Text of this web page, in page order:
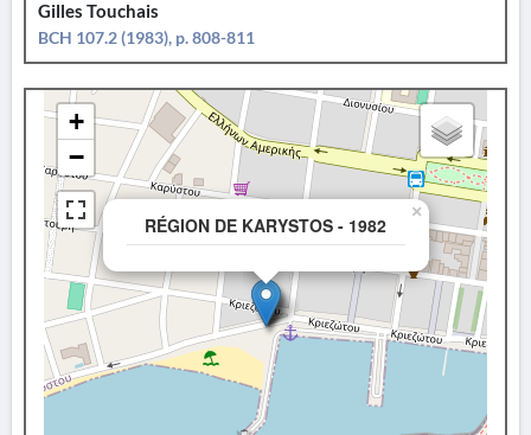
Gilles Touchais
BCH 107.2 (1983), p. 808-811
RÉGION DE KARYSTOS - 1982
×
+
−